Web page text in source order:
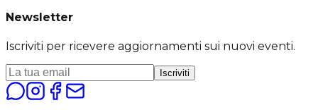
Newsletter
Iscriviti per ricevere aggiornamenti sui nuovi eventi.
Iscriviti